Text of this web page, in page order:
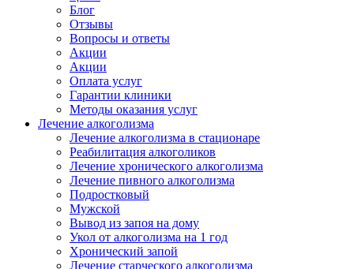
Блог
Отзывы
Вопросы и ответы
Акции
Акции
Оплата услуг
Гарантии клиники
Методы оказания услуг
Лечение алкоголизма
Лечение алкоголизма в стационаре
Реабилитация алкоголиков
Лечение хронического алкоголизма
Лечение пивного алкоголизма
Подростковый
Мужской
Вывод из запоя на дому
Укол от алкоголизма на 1 год
Хронический запой
Лечение старческого алкоголизма